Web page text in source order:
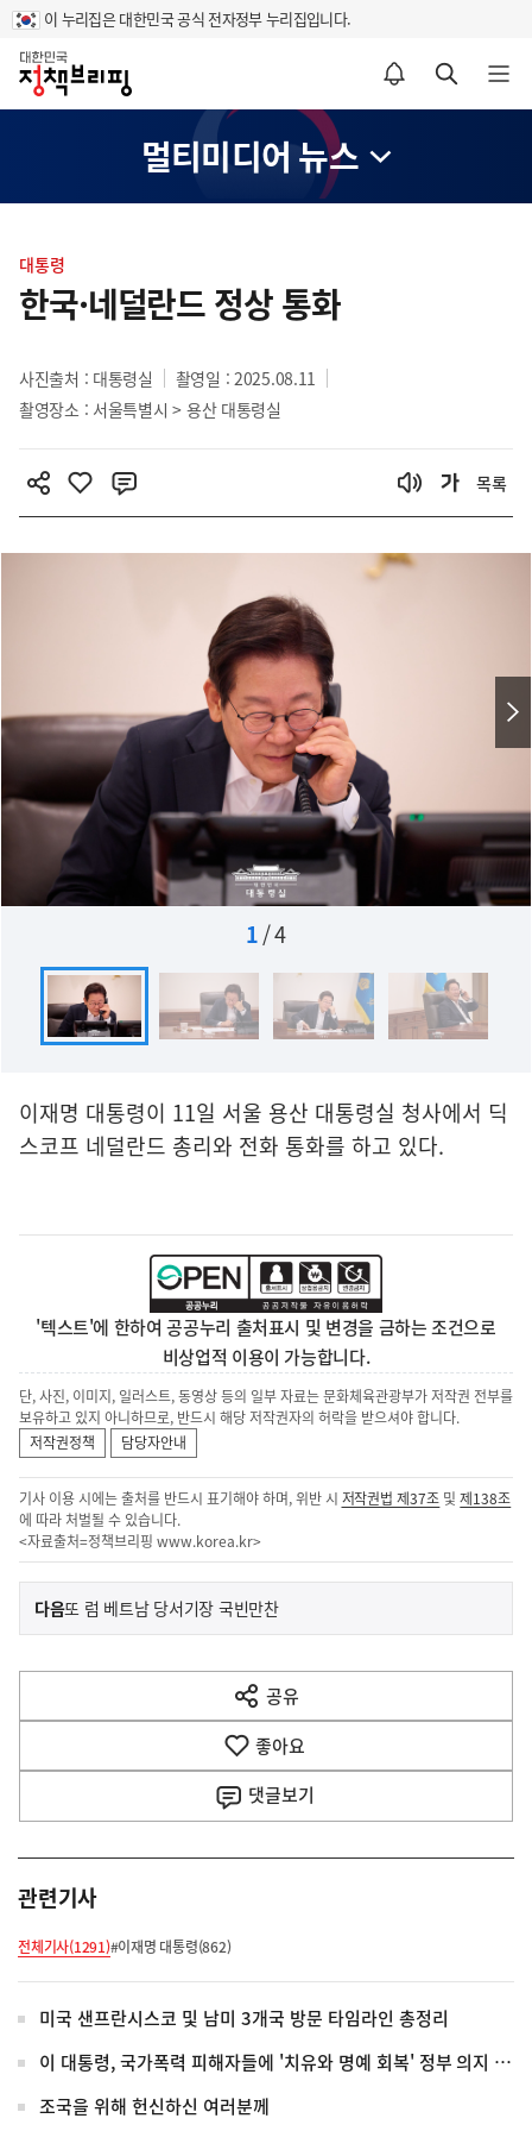
이 누리집은 대한민국 공식 전자정부 누리집입니다.
홈
알림설정 바로가기 검색 바로가기 메뉴 열기
멀티미디어 뉴스
텐
츠
영
역
대통령
한국·네덜란드 정상 통화
사진출처 : 대통령실
촬영일 : 2025.08.11
촬영장소 : 서울특별시 > 용산 대통령실
목록
1/4
이재명 대통령이 11일 서울 용산 대통령실 청사에서 딕
스코프 네덜란드 총리와 전화 통화를 하고 있다.
'텍스트'에 한하여 공공누리 출처표시 및 변경을 금하는 조건으로
비상업적 이용이 가능합니다.
단, 사진, 이미지, 일러스트, 동영상 등의 일부 자료는 문화체육관광부가 저작권 전부를
보유하고 있지 아니하므로, 반드시 해당 저작권자의 허락을 받으셔야 합니다.
저작권정책
담당자안내
기사 이용 시에는 출처를 반드시 표기해야 하며, 위반 시 저작권법 제37조 및제138조
에 따라 처벌될 수 있습니다.
<자료출처=정책브리핑 www.korea.kr>
이
전
다
음
다음기
사
또 럼 베트남 당서기장 국빈만찬
공유
열
기
좋아요
댓글보기
관련기사
전체기사(1291)#이재명 대통령(862)
미국 샌프란시스코 및 남미 3개국 방문 타임라인 총정리
이 대통령, 국가폭력 피해자들에 '치유와 명예 회복' 정부 의지 전달
조국을 위해 헌신하신 여러분께